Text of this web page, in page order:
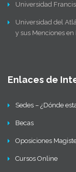
Universidad
Universidad del
y sus Menciones
Enlaces de
Sedes – ¿Dónde
Becas
Oposiciones
Cursos Online